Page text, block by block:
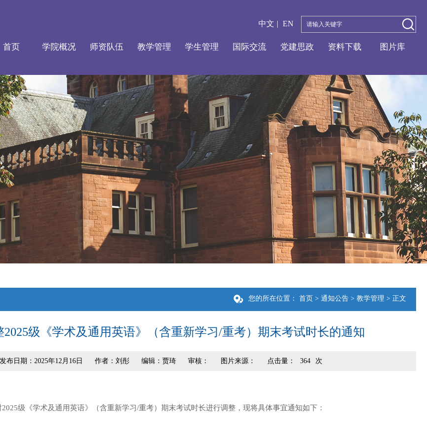
中文 | EN
首页 学院概况 师资队伍 教学管理 学生管理 国际交流 党建思政 资料下载 图片库
您的所在位置： 首页 > 通知公告 > 教学管理 > 正文
2025级《学术及通用英语》（含重新学习/重考）期末考试时长的通知
发布日期：2025年12月16日 作者：刘彤 编辑：贾琦 审核： 图片来源： 点击量： 364 次
级《学术及通用英语》（含重新学习/重考）期末考试时长进行调整，现将具体事宜通知如下：